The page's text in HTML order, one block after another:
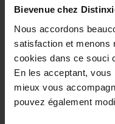
Bievenue chez
Nous accordons
satisfaction et menons
cookies dans ce souci
En les acceptant, vous
mieux vous
pouvez également
16 980€
ou à partir de 278.3
Un crédit vous
Vérifiez vos